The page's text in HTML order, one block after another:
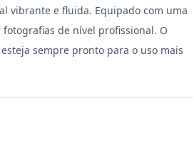
vibrante e fluida. Equipado com uma
de nível profissional. O
sempre pronto para o uso mais